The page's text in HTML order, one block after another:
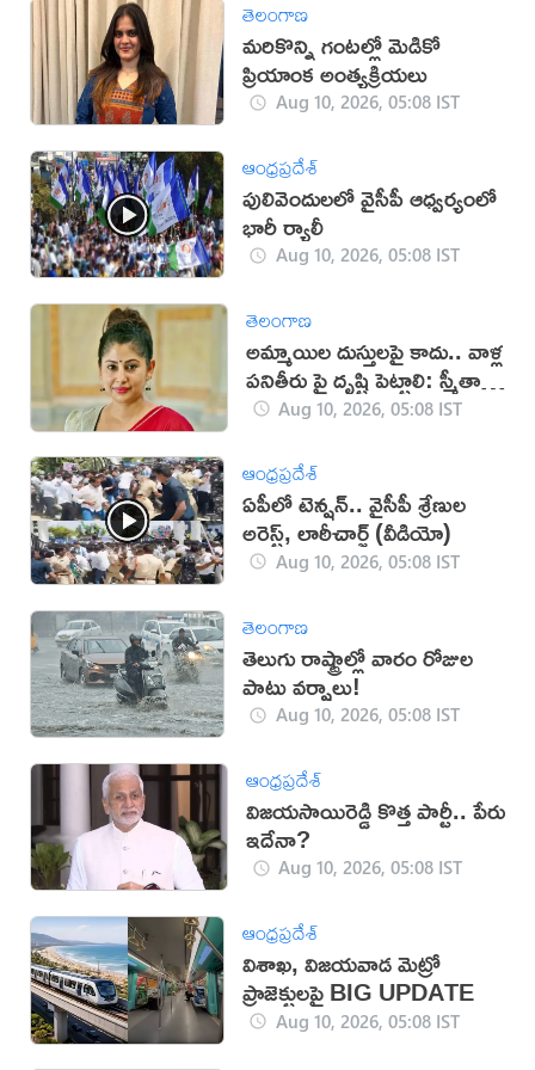
తెలంగాణ
మరికొన్ని గంటల్లో మెడికో
ప్రియాంక అంత్యక్రియలు
Aug 10, 2026, 05:08 IST
ఆంధ్రప్రదేశ్
పులివెందులలో వైసీపీ ఆధ్వర్యంలో
భారీ ర్యాలీ
Aug 10, 2026, 05:08 IST
తెలంగాణ
అమ్మాయిల దుస్తులపై కాదు.. వాళ్ల
పనితీరు పై దృష్టి పెట్టాలి: స్మీతా
సబర్వాల్
Aug 10, 2026, 05:08 IST
ఆంధ్రప్రదేశ్
ఏపీలో టెన్షన్.. వైసీపీ శ్రేణుల
అరెస్ట్, లాఠీచార్జ్‌ (వీడియో)
Aug 10, 2026, 05:08 IST
తెలంగాణ
తెలుగు రాష్ట్రాల్లో వారం రోజుల
పాటు వర్షాలు!
Aug 10, 2026, 05:08 IST
ఆంధ్రప్రదేశ్
విజయసాయిరెడ్డి కొత్త పార్టీ.. పేరు
ఇదేనా?
Aug 10, 2026, 05:08 IST
ఆంధ్రప్రదేశ్
విశాఖ, విజయవాడ మెట్రో
ప్రాజెక్టులపై BIG UPDATE
Aug 10, 2026, 05:08 IST